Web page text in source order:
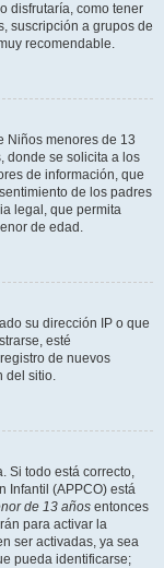
disfrutaría, como tener
suscripción a grupos de
recomendable.
Niños menores de 13
donde se solicita a los
de información, que
de los padres
legal, que permita
de edad.
su dirección IP o que
esté
de nuevos
del sitio.
Si todo está correcto,
Infantil (APPCO) está
de 13 años entonces
para activar la
ser activadas, ya sea
pueda identificarse;